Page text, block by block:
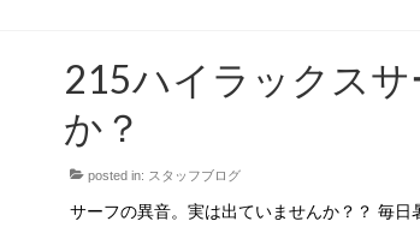
215ハイラックス
か？
posted in: スタッフブログ
サーフの異音。実は出ていませんか？？ 毎